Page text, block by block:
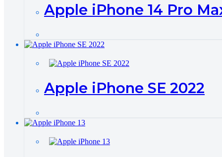
Apple iPhone 14 Pro
Apple iPhone SE 2022